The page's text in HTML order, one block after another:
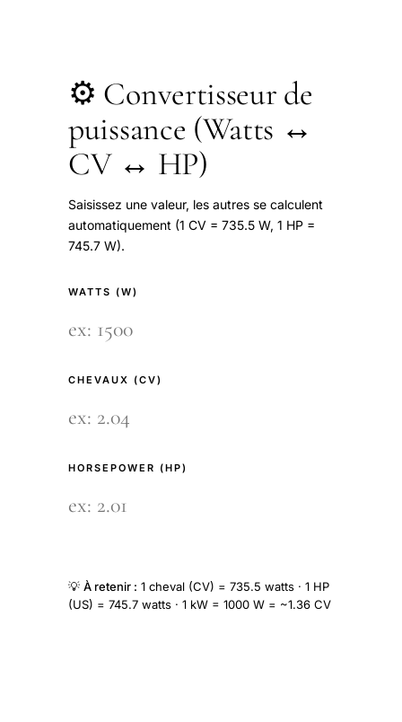
⚙️ Convertisseur de
puissance (Watts ↔
CV ↔ HP)
Saisissez une valeur, les autres se calculent
automatiquement (1 CV = 735.5 W, 1 HP =
745.7 W).
WATTS (W)
CHEVAUX (CV)
HORSEPOWER (HP)
💡 À retenir : 1 cheval (CV) = 735.5 watts · 1 HP
(US) = 745.7 watts · 1 kW = 1000 W = ~1.36 CV